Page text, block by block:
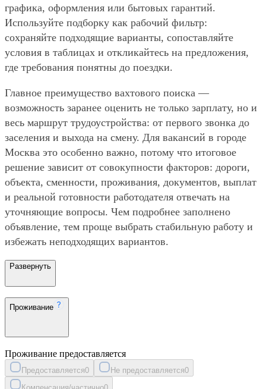
графика, оформления или бытовых гарантий.
Используйте подборку как рабочий фильтр:
сохраняйте подходящие варианты, сопоставляйте
условия в таблицах и откликайтесь на предложения,
где требования понятны до поездки.
Главное преимущество вахтового поиска —
возможность заранее оценить не только зарплату, но и
весь маршрут трудоустройства: от первого звонка до
заселения и выхода на смену. Для вакансий в городе
Москва это особенно важно, потому что итоговое
решение зависит от совокупности факторов: дороги,
объекта, сменности, проживания, документов, выплат
и реальной готовности работодателя отвечать на
уточняющие вопросы. Чем подробнее заполнено
объявление, тем проще выбрать стабильную работу и
избежать неподходящих вариантов.
Развернуть
Проживание
Проживание предоставляется
Предоставляется0 Не предоставляется0